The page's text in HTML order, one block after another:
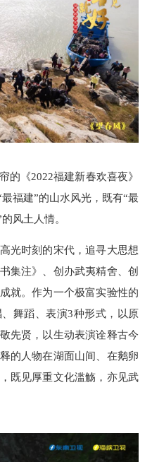
《2022福建新春欢喜夜》
福建”的山水风光，既有“最
风土人情。
时刻的宋代，追寻大思想
集注》、创办武夷精舍、创
就。作为一个极富实验性的
舞蹈、表演3种形式，以原
先贤，以生动表演诠释古今
的人物在湖面山间、在鹅卵
既见厚重文化滥觞，亦见武